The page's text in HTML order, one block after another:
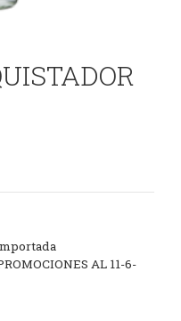
AL 11-6-